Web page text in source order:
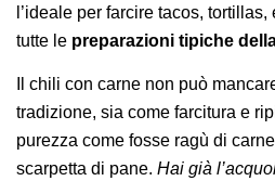
l’ideale per farcire tacos,
tutte le preparazioni tipiche
Il chili con carne non può
tradizione, sia come farcitura e
purezza come fosse ragù di
scarpetta di pane. Hai già